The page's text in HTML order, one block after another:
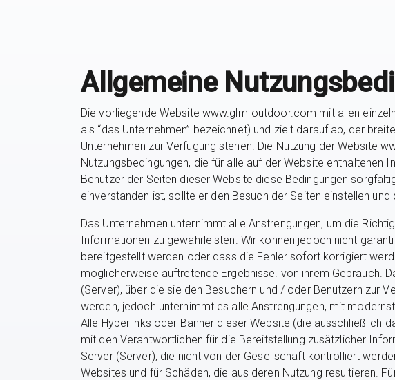
Allgemeine
Die vorliegende Website www.glm-outdoor.com mit allen
als “das Unternehmen” bezeichnet) und zielt darauf ab, der
Unternehmen zur Verfügung stehen. Die Nutzung der Website
Nutzungsbedingungen, die für alle auf der Website enthaltenen
Benutzer der Seiten dieser Website diese Bedingungen
einverstanden ist, sollte er den Besuch der Seiten einstellen
Das Unternehmen unternimmt alle Anstrengungen, um die
Informationen zu gewährleisten. Wir können jedoch nicht
bereitgestellt werden oder dass die Fehler sofort korrigiert
möglicherweise auftretende Ergebnisse. von ihrem Gebrauch.
(Server), über die sie den Besuchern und / oder Benutzern zur
werden, jedoch unternimmt es alle Anstrengungen, mit
Alle Hyperlinks oder Banner dieser Website (die ausschließlich
mit den Verantwortlichen für die Bereitstellung zusätzlicher
Server (Server), die nicht von der Gesellschaft kontrolliert
Websites und für Schäden, die aus deren Nutzung resultieren.